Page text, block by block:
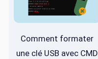
Comment formater
une clé USB avec CMD